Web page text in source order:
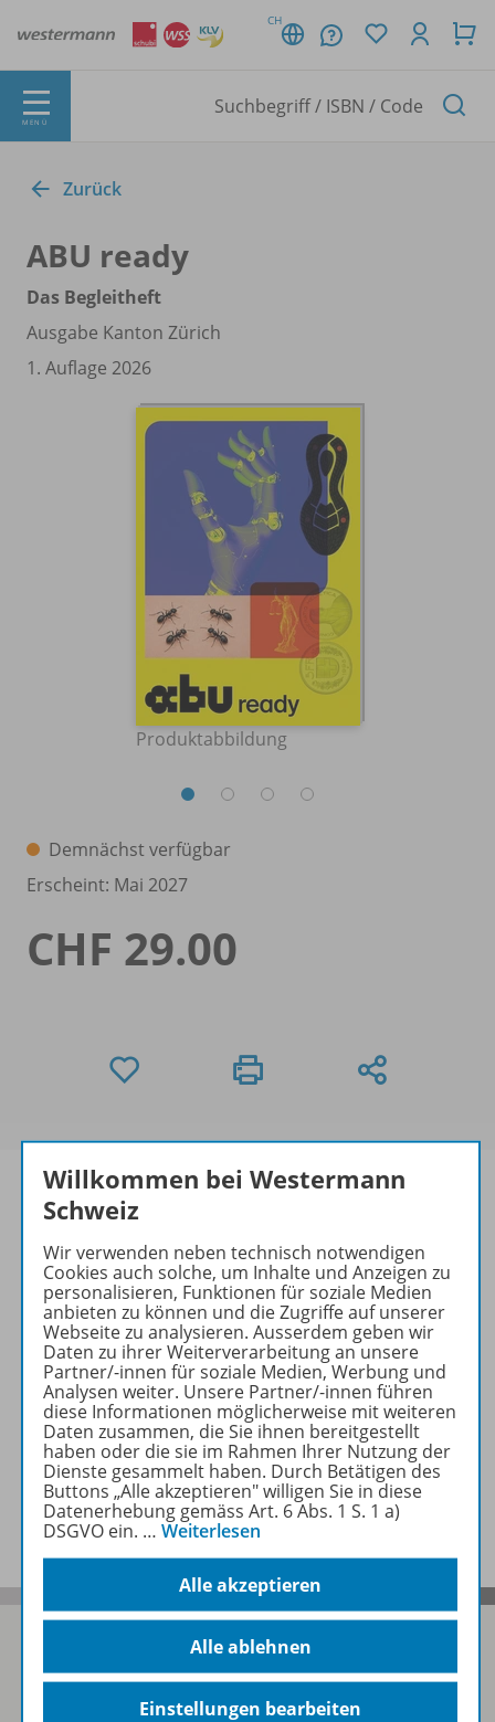
CH
MENÜ
Zurück
ABU ready
Das Begleitheft
Ausgabe Kanton Zürich
1. Auflage 2026
Produktabbildung
Demnächst verfügbar
Erscheint: Mai 2027
CHF 29.00
Produktinformationen
Beschreibung
Zugehörige Produkte
Benachrichtigungs-Service
Folgen Sie uns auf Social Media
Willkommen bei Westermann
Schweiz
Wir verwenden neben technisch notwendigen
Cookies auch solche, um Inhalte und Anzeigen zu
personalisieren, Funktionen für soziale Medien
anbieten zu können und die Zugriffe auf unserer
Webseite zu analysieren. Ausserdem geben wir
Daten zu ihrer Weiterverarbeitung an unsere
Partner/-innen für soziale Medien, Werbung und
Analysen weiter. Unsere Partner/-innen führen
diese Informationen möglicherweise mit weiteren
Daten zusammen, die Sie ihnen bereitgestellt
haben oder die sie im Rahmen Ihrer Nutzung der
Dienste gesammelt haben. Durch Betätigen des
Buttons „Alle akzeptieren" willigen Sie in diese
Datenerhebung gemäss Art. 6 Abs. 1 S. 1 a)
DSGVO ein. … Weiterlesen
Alle akzeptieren
Alle ablehnen
Einstellungen bearbeiten